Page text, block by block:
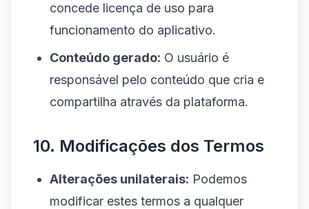
concede licença de uso para
funcionamento do aplicativo.
Conteúdo gerado: O usuário é
responsável pelo conteúdo que cria e
compartilha através da plataforma.
10. Modificações dos Termos
Alterações unilaterais: Podemos
modificar estes termos a qualquer